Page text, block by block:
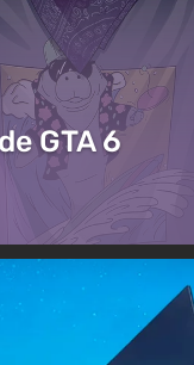
GTA 6